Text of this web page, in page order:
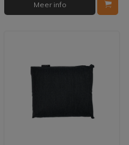
Meer info